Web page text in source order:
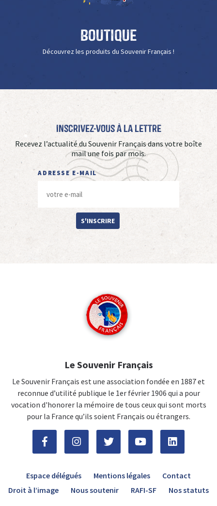
Boutique
Découvrez les produits du Souvenir Français !
Inscrivez-vous à La Lettre
Recevez l’actualité du Souvenir Français dans votre boîte
mail une fois par mois.
ADRESSE E-MAIL
S'INSCRIRE
Le Souvenir Français
Le Souvenir Français est une association fondée en 1887 et
reconnue d’utilité publique le 1er février 1906 qui a pour
vocation d'honorer la mémoire de tous ceux qui sont morts
pour la France qu’ils soient Français ou étrangers.
Espace délégués Mentions légales
Contact
Droit à l’image
Nous soutenir RAFI-SF Nos statuts